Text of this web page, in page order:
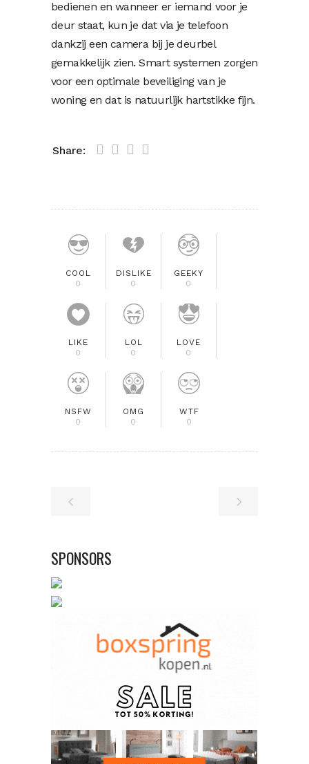
bedienen en wanneer er iemand voor je
deur staat, kun je dat via je telefoon
dankzij een camera bij je deurbel
gemakkelijk zien. Smart systemen zorgen
voor een optimale beveiliging van je
woning en dat is natuurlijk hartstikke fijn.
Share:
COOL
0
DISLIKE
0
GEEKY
0
LIKE
0
LOL
0
LOVE
0
NSFW
0
OMG
0
WTF
0
SPONSORS